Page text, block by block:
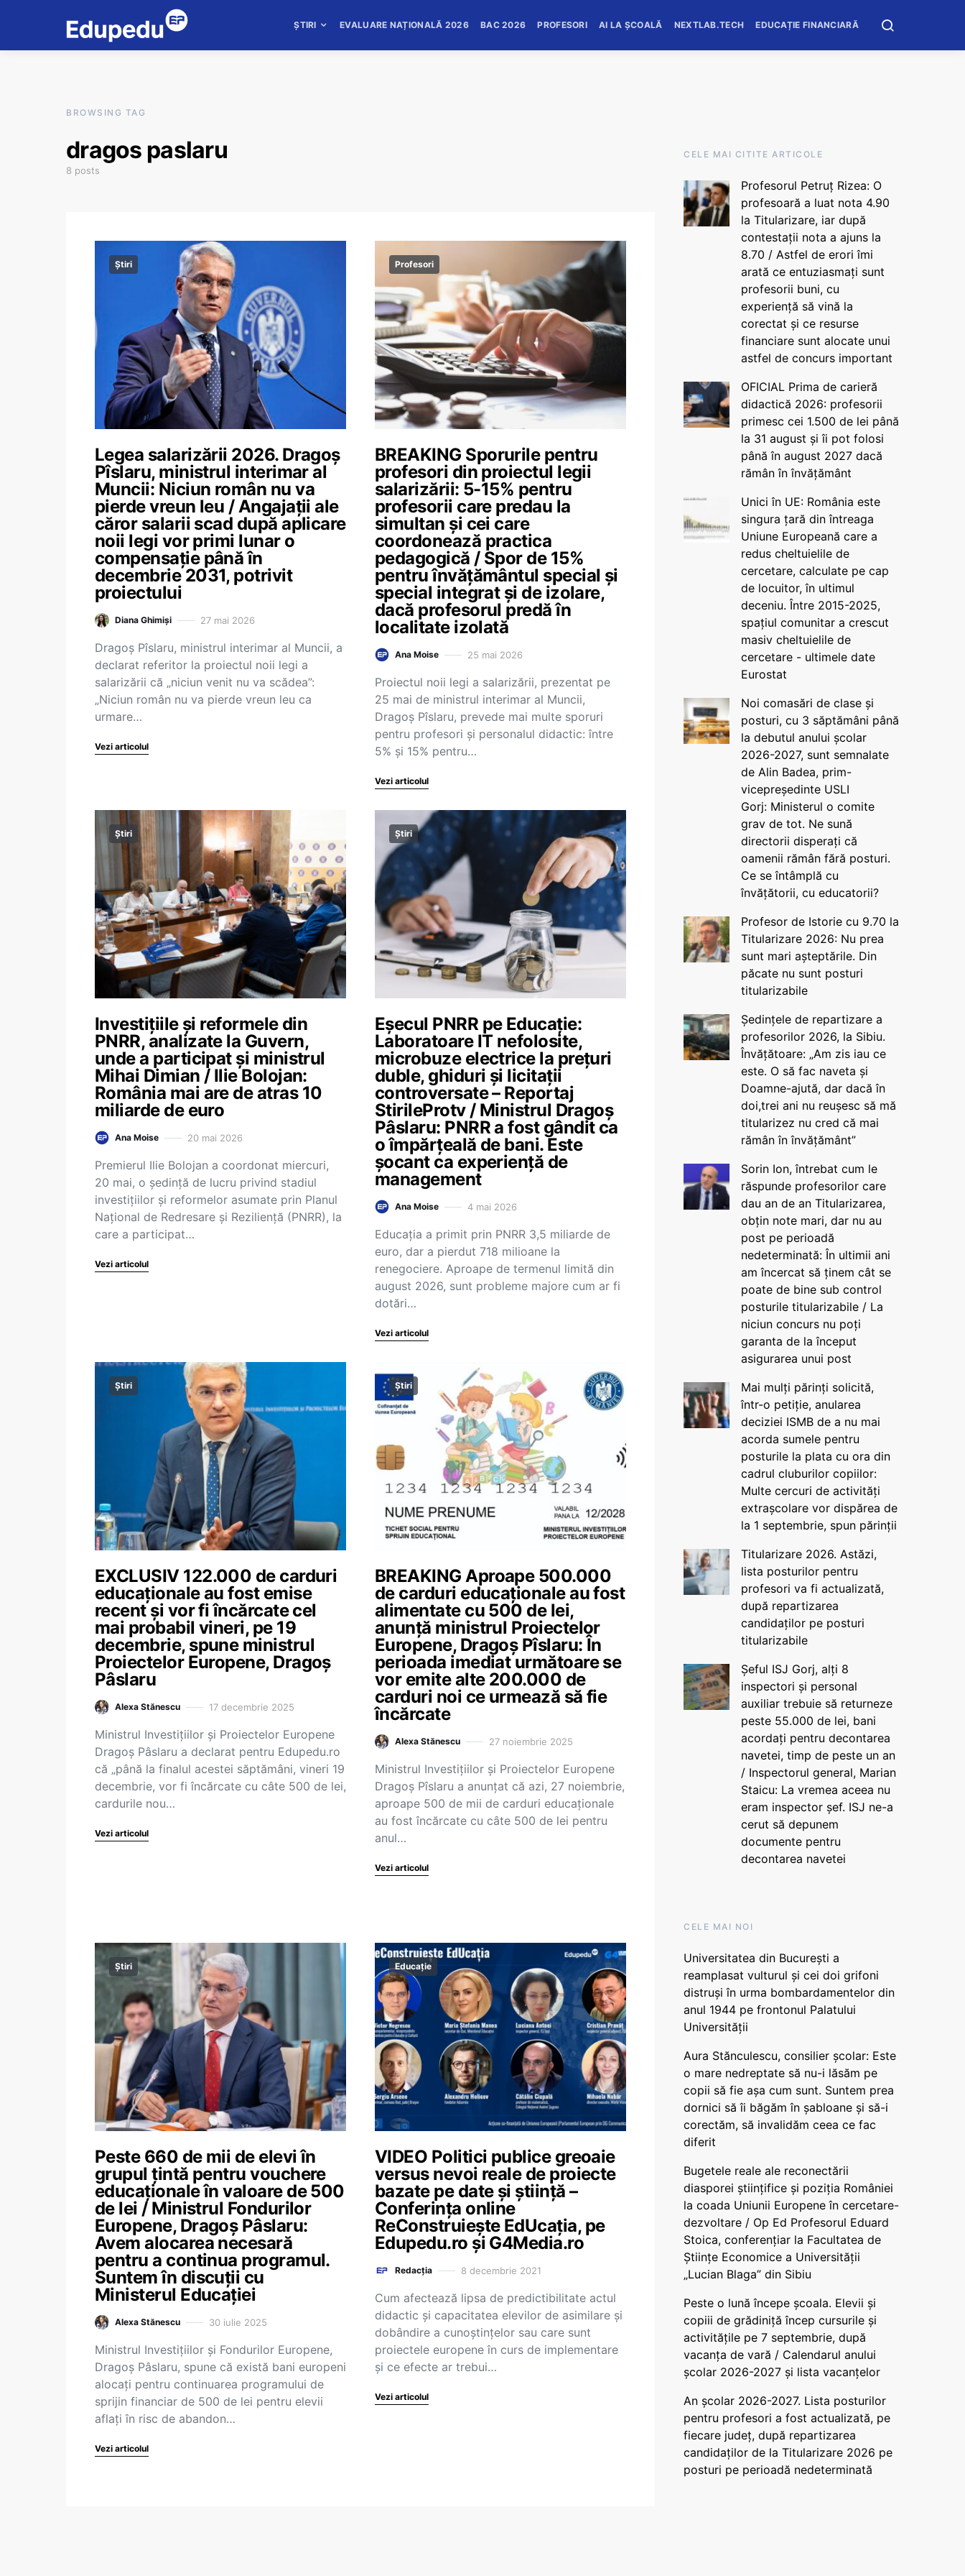
ȘTIRI EVALUARE NAȚIONALĂ 2026 BAC 2026 PROFESORI AI LA ȘCOALĂ NEXTLAB.TECH EDUCAȚIE FINANCIARĂ
BROWSING TAG
dragos paslaru
8 posts
Știri
Legea salarizării 2026. Dragoș
Pîslaru, ministrul interimar al
Muncii: Niciun român nu va
pierde vreun leu / Angajații ale
căror salarii scad după aplicare
noii legi vor primi lunar o
compensație până în
decembrie 2031, potrivit
proiectului
Diana Ghimiși 27 mai 2026
Dragoș Pîslaru, ministrul interimar al Muncii, a
declarat referitor la proiectul noii legi a
salarizării că „niciun venit nu va scădea”:
„Niciun român nu va pierde vreun leu ca
urmare…
Vezi articolul
Profesori
BREAKING Sporurile pentru
profesori din proiectul legii
salarizării: 5-15% pentru
profesorii care predau la
simultan și cei care
coordonează practica
pedagogică / Spor de 15%
pentru învățământul special și
special integrat și de izolare,
dacă profesorul predă în
localitate izolată
Ana Moise 25 mai 2026
Proiectul noii legi a salarizării, prezentat pe
25 mai de ministrul interimar al Muncii,
Dragoș Pîslaru, prevede mai multe sporuri
pentru profesori și personalul didactic: între
5% și 15% pentru…
Vezi articolul
Știri
Investițiile și reformele din
PNRR, analizate la Guvern,
unde a participat și ministrul
Mihai Dimian / Ilie Bolojan:
România mai are de atras 10
miliarde de euro
Ana Moise 20 mai 2026
Premierul Ilie Bolojan a coordonat miercuri,
20 mai, o ședință de lucru privind stadiul
investițiilor și reformelor asumate prin Planul
Național de Redresare și Reziliență (PNRR), la
care a participat…
Vezi articolul
Știri
Eșecul PNRR pe Educație:
Laboratoare IT nefolosite,
microbuze electrice la prețuri
duble, ghiduri și licitații
controversate – Reportaj
StirileProtv / Ministrul Dragoș
Pâslaru: PNRR a fost gândit ca
o împărțeală de bani. Este
șocant ca experiență de
management
Ana Moise 4 mai 2026
Educația a primit prin PNRR 3,5 miliarde de
euro, dar a pierdut 718 milioane la
renegociere. Aproape de termenul limită din
august 2026, sunt probleme majore cum ar fi
dotări…
Vezi articolul
Știri
EXCLUSIV 122.000 de carduri
educaționale au fost emise
recent și vor fi încărcate cel
mai probabil vineri, pe 19
decembrie, spune ministrul
Proiectelor Europene, Dragoș
Pâslaru
Alexa Stănescu 17 decembrie 2025
Ministrul Investițiilor și Proiectelor Europene
Dragoș Pâslaru a declarat pentru Edupedu.ro
că „până la finalul acestei săptămâni, vineri 19
decembrie, vor fi încărcate cu câte 500 de lei,
cardurile nou…
Vezi articolul
Știri
BREAKING Aproape 500.000
de carduri educaționale au fost
alimentate cu 500 de lei,
anunță ministrul Proiectelor
Europene, Dragoș Pîslaru: În
perioada imediat următoare se
vor emite alte 200.000 de
carduri noi ce urmează să fie
încărcate
Alexa Stănescu 27 noiembrie 2025
Ministrul Investițiilor și Proiectelor Europene
Dragoș Pîslaru a anunțat că azi, 27 noiembrie,
aproape 500 de mii de carduri educaționale
au fost încărcate cu câte 500 de lei pentru
anul…
Vezi articolul
Știri
Peste 660 de mii de elevi în
grupul țintă pentru vouchere
educaționale în valoare de 500
de lei / Ministrul Fondurilor
Europene, Dragoș Pâslaru:
Avem alocarea necesară
pentru a continua programul.
Suntem în discuții cu
Ministerul Educației
Alexa Stănescu 30 iulie 2025
Ministrul Investițiilor și Fondurilor Europene,
Dragoș Pâslaru, spune că există bani europeni
alocați pentru continuarea programului de
sprijin financiar de 500 de lei pentru elevii
aflați în risc de abandon…
Vezi articolul
Educație
VIDEO Politici publice greoaie
versus nevoi reale de proiecte
bazate pe date și știință –
Conferința online
ReConstruiește EdUcația, pe
Edupedu.ro și G4Media.ro
Redacția 8 decembrie 2021
Cum afectează lipsa de predictibilitate actul
didactic și capacitatea elevilor de asimilare și
dobândire a cunoștințelor sau care sunt
proiectele europene în curs de implementare
și ce efecte ar trebui…
Vezi articolul
CELE MAI CITITE ARTICOLE
Profesorul Petruț Rizea: O
profesoară a luat nota 4.90
la Titularizare, iar după
contestații nota a ajuns la
8.70 / Astfel de erori îmi
arată ce entuziasmați sunt
profesorii buni, cu
experiență să vină la
corectat și ce resurse
financiare sunt alocate unui
astfel de concurs important
OFICIAL Prima de carieră
didactică 2026: profesorii
primesc cei 1.500 de lei până
la 31 august și îi pot folosi
până în august 2027 dacă
rămân în învățământ
Unici în UE: România este
singura țară din întreaga
Uniune Europeană care a
redus cheltuielile de
cercetare, calculate pe cap
de locuitor, în ultimul
deceniu. Între 2015-2025,
spațiul comunitar a crescut
masiv cheltuielile de
cercetare - ultimele date
Eurostat
Noi comasări de clase și
posturi, cu 3 săptămâni până
la debutul anului școlar
2026-2027, sunt semnalate
de Alin Badea, prim-
vicepreședinte USLI
Gorj: Ministerul o comite
grav de tot. Ne sună
directorii disperați că
oamenii rămân fără posturi.
Ce se întâmplă cu
învățătorii, cu educatorii?
Profesor de Istorie cu 9.70 la
Titularizare 2026: Nu prea
sunt mari așteptările. Din
păcate nu sunt posturi
titularizabile
Ședințele de repartizare a
profesorilor 2026, la Sibiu.
Învățătoare: „Am zis iau ce
este. O să fac naveta și
Doamne-ajută, dar dacă în
doi,trei ani nu reușesc să mă
titularizez nu cred că mai
rămân în învățământ”
Sorin Ion, întrebat cum le
răspunde profesorilor care
dau an de an Titularizarea,
obțin note mari, dar nu au
post pe perioadă
nedeterminată: În ultimii ani
am încercat să ținem cât se
poate de bine sub control
posturile titularizabile / La
niciun concurs nu poți
garanta de la început
asigurarea unui post
Mai mulți părinți solicită,
într-o petiție, anularea
deciziei ISMB de a nu mai
acorda sumele pentru
posturile la plata cu ora din
cadrul cluburilor copiilor:
Multe cercuri de activități
extrașcolare vor dispărea de
la 1 septembrie, spun părinții
Titularizare 2026. Astăzi,
lista posturilor pentru
profesori va fi actualizată,
după repartizarea
candidaților pe posturi
titularizabile
Șeful ISJ Gorj, alți 8
inspectori și personal
auxiliar trebuie să returneze
peste 55.000 de lei, bani
acordați pentru decontarea
navetei, timp de peste un an
/ Inspectorul general, Marian
Staicu: La vremea aceea nu
eram inspector șef. ISJ ne-a
cerut să depunem
documente pentru
decontarea navetei
CELE MAI NOI
Universitatea din București a
reamplasat vulturul și cei doi grifoni
distruși în urma bombardamentelor din
anul 1944 pe frontonul Palatului
Universității
Aura Stănculescu, consilier școlar: Este
o mare nedreptate să nu-i lăsăm pe
copii să fie așa cum sunt. Suntem prea
dornici să îi băgăm în șabloane și să-i
corectăm, să invalidăm ceea ce fac
diferit
Bugetele reale ale reconectării
diasporei științifice și poziția României
la coada Uniunii Europene în cercetare-
dezvoltare / Op Ed Profesorul Eduard
Stoica, conferențiar la Facultatea de
Științe Economice a Universității
„Lucian Blaga” din Sibiu
Peste o lună începe școala. Elevii și
copiii de grădiniță încep cursurile și
activitățile pe 7 septembrie, după
vacanța de vară / Calendarul anului
școlar 2026-2027 și lista vacanțelor
An școlar 2026-2027. Lista posturilor
pentru profesori a fost actualizată, pe
fiecare județ, după repartizarea
candidaților de la Titularizare 2026 pe
posturi pe perioadă nedeterminată